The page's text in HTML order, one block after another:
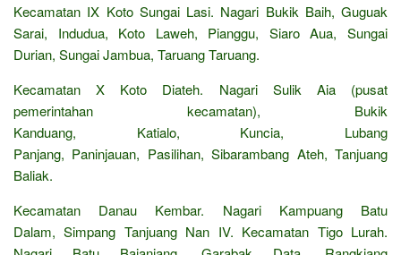
Kecamatan IX Koto Sungai Lasi. Nagari Bukik Baih, Guguak
Sarai, Indudua, Koto Laweh, Pianggu, Siaro Aua, Sungai
Durian, Sungai Jambua, Taruang Taruang.
Kecamatan X Koto Diateh. Nagari Sulik Aia (pusat
pemerintahan kecamatan), Bukik
Kanduang, Katialo, Kuncia, Lubang
Panjang, Paninjauan, Pasilihan, Sibarambang Ateh, Tanjuang
Baliak.
Kecamatan Danau Kembar. Nagari Kampuang Batu
Dalam, Simpang Tanjuang Nan IV. Kecamatan Tigo Lurah.